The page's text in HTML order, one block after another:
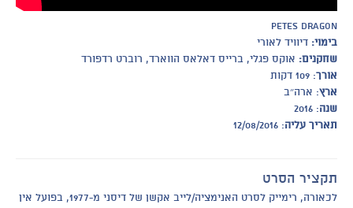
Petes Dragon
בימוי: דיוויד לאורי
שחקנים: אוקס פגלי, ברייס דאלאס הווארד, רוברט רדפורד
אורך: 109 דקות
ארץ: ארה״ב
שנה: 2016
תאריך עליה: 12/08/2016
תקציר הסרט
לכאורה, רימייק לסרט האנימציה/לייב אקשן של דיסני מ-1977, בפועל אין